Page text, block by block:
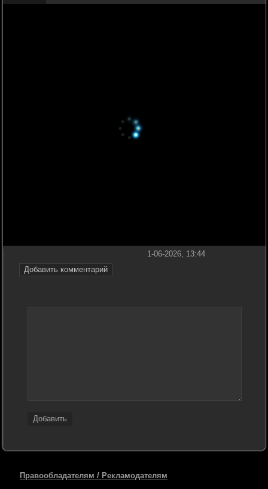
Добавить комментарий
1-06-2026, 13:44
Добавить
Правообладателям / Рекламодателям